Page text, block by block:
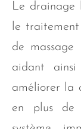
Le drainage
le traitement
de
aidant
améliorer la
en plus de